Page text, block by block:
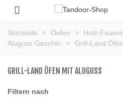
Startseite > Oefen > Holz-
Aluguss Geschirr
> Grill-Land
GRILL-LAND ÖFEN MIT ALUGUSS
Filtern nach